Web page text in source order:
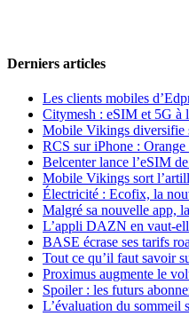
Derniers articles
Les clients mobiles
Citymesh : eSIM et 5G à
Mobile Vikings diversifie
RCS sur iPhone :
Belcenter lance l’eSIM
Mobile Vikings sort
Électricité : Ecofix, la
Malgré sa nouvelle app,
L’appli DAZN en vaut-
BASE écrase ses tarifs
Tout ce qu’il faut savoir
Proximus augmente le
Spoiler : les futurs
L’évaluation du sommeil